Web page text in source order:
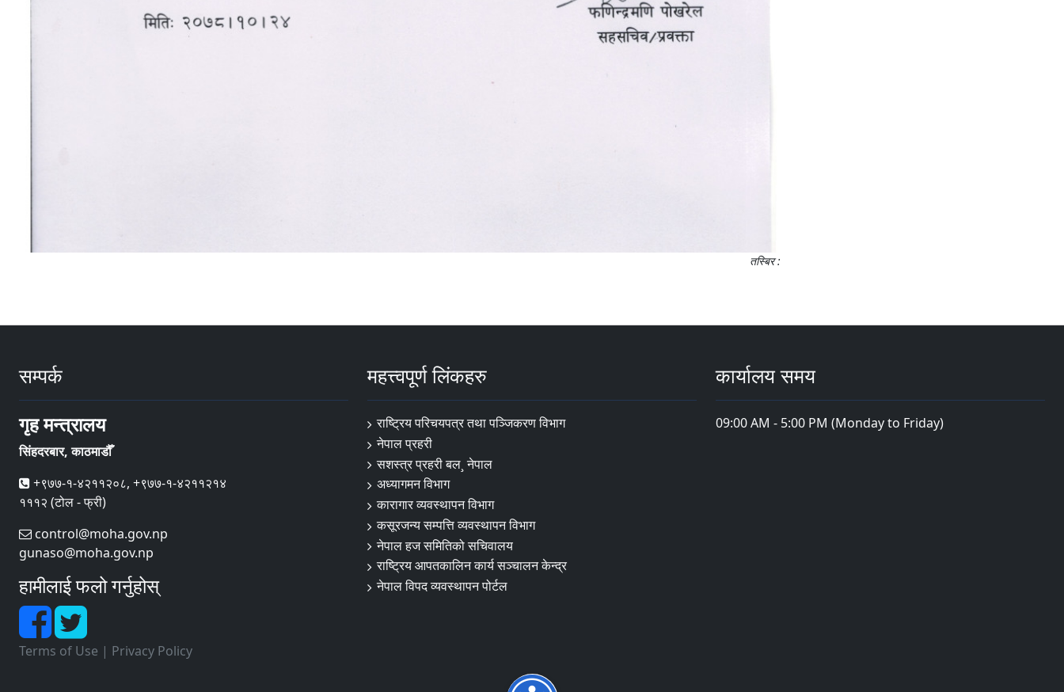
तस्बिर :
सम्पर्क
गृह मन्त्रालय
सिंहदरबार, काठमाडौँ
+९७७-१-४२११२०८, +९७७-१-४२११२१४
१११२ (टोल - फ्री)
control@moha.gov.np
gunaso@moha.gov.np
हामीलाई फलो गर्नुहोस्
Terms of Use | Privacy Policy
महत्त्वपूर्ण लिंकहरु
राष्ट्रिय परिचयपत्र तथा पञ्‍जिकरण विभाग
नेपाल प्रहरी
सशस्त्र प्रहरी बल¸ नेपाल
अध्यागमन विभाग
कारागार व्यवस्थापन विभाग
कसूरजन्य सम्पत्ति व्यवस्थापन विभाग
नेपाल हज समितिको सचिवालय
राष्ट्रिय आपतकालिन कार्य सञ्चालन केन्द्र
नेपाल विपद व्यवस्थापन पोर्टल
कार्यालय समय
09:00 AM - 5:00 PM (Monday to Friday)